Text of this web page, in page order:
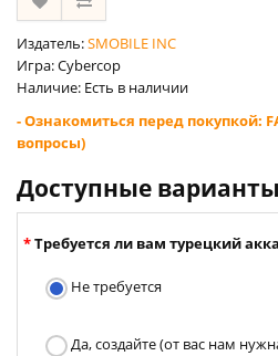
Издатель:SMOBILE INC
Игра: Cybercop
Наличие: Есть в наличии
- Ознакомиться перед покупкой:
вопросы)
Доступные варианты
Требуется ли вам турецкий
Не требуется
Да, создайте (от вас нам